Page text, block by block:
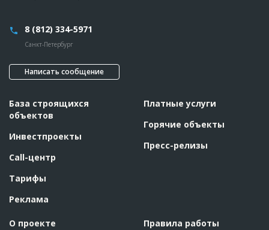
8 (812) 334-5971
Санкт-Петербург
Написать сообщение
База строящихся
объектов
Инвестпроекты
Call-центр
Тарифы
Реклама
О проекте
Платные услуги
Горячие объекты
Пресс-релизы
Правила работы